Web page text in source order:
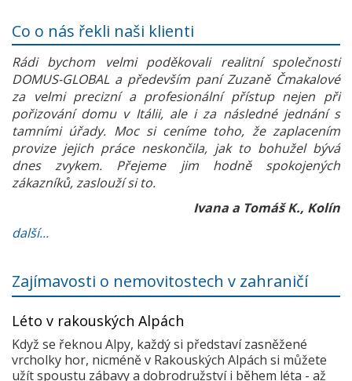
Co o nás řekli naši klienti
Rádi bychom velmi poděkovali realitní společnosti
DOMUS-GLOBAL a především paní Zuzaně Čmakalové
za velmi precizní a profesionální přístup nejen při
pořizování domu v Itálii, ale i za následné jednání s
tamními úřady. Moc si ceníme toho, že zaplacením
provize jejich práce neskončila, jak to bohužel bývá
dnes zvykem. Přejeme jim hodně spokojených
zákazníků, zaslouží si to.
Ivana a Tomáš K., Kolín
další...
Zajímavosti o nemovitostech v zahraničí
Léto v rakouských Alpách
Když se řeknou Alpy, každý si představí zasněžené
vrcholky hor, nicméně v Rakouských Alpách si můžete
užít spoustu zábavy a dobrodružství i během léta - až